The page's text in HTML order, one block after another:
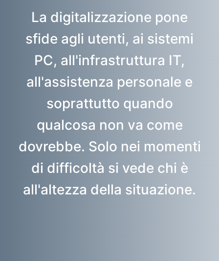
La digitalizzazione pone
sfide agli utenti, ai sistemi
PC, all'infrastruttura IT,
all'assistenza personale e
soprattutto quando
qualcosa non va come
dovrebbe. Solo nei momenti
di difficoltà si vede chi è
all'altezza della situazione.